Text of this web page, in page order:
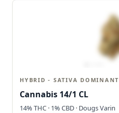
HYBRID - SATIVA DOMINANT
Cannabis 14/1 CL
14% THC · 1% CBD · Dougs Varin